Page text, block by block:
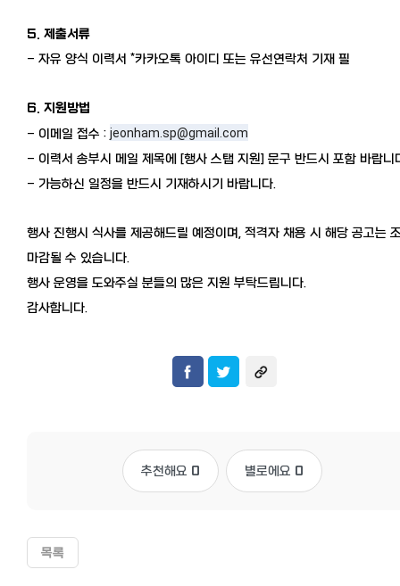
5. 제출서류
- 자유 양식 이력서 *카카오톡 아이디 또는 유선연락처 기재 필
6. 지원방법
- 이메일 접수 : jeonham.sp@gmail.com
- 이력서 송부시 메일 제목에 [행사 스탭 지원] 문구 반드시 포함 바랍니
- 가능하신 일정을 반드시 기재하시기 바랍니다.
행사 진행시 식사를 제공해드릴 예정이며, 적격자 채용 시 해당 공고는
마감될 수 있습니다.
행사 운영을 도와주실 분들의 많은 지원 부탁드립니다.
감사합니다.
추천해요 0 별로에요 0
목록